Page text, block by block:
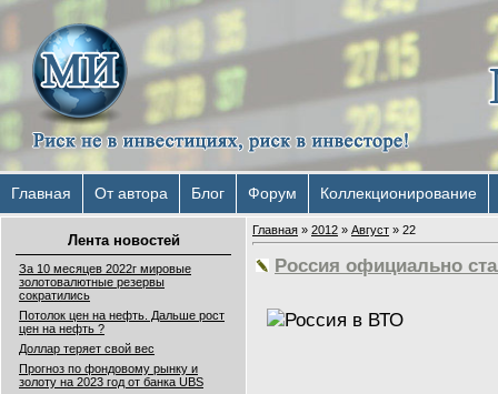
Главная От автора Блог Форум Коллекционирование
Лента новостей
За 10 месяцев 2022г мировые
золотовалютные резервы
сократились
Потолок цен на нефть. Дальше рост
цен на нефть ?
Доллар теряет свой вес
Прогноз по фондовому рынку и
золоту на 2023 год от банка UBS
Главная » 2012 » Август » 22
Россия официально